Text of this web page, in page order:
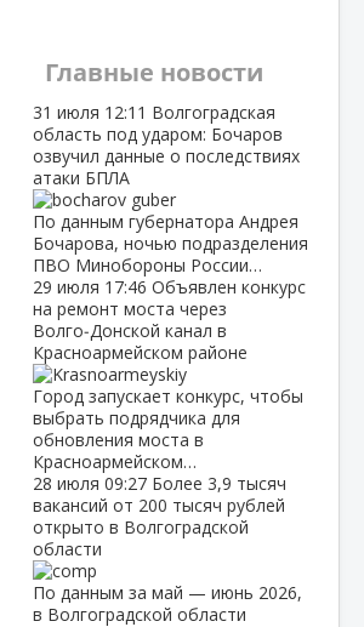
Главные новости
31 июля 12:11 Волгоградская
область под ударом: Бочаров
озвучил данные о последствиях
атаки БПЛА
По данным губернатора Андрея
Бочарова, ночью подразделения
ПВО Минобороны России…
29 июля 17:46 Объявлен конкурс
на ремонт моста через
Волго‑Донской канал в
Красноармейском районе
Город запускает конкурс, чтобы
выбрать подрядчика для
обновления моста в
Красноармейском…
28 июля 09:27 Более 3,9 тысяч
вакансий от 200 тысяч рублей
открыто в Волгоградской
области
По данным за май — июнь 2026,
в Волгоградской области